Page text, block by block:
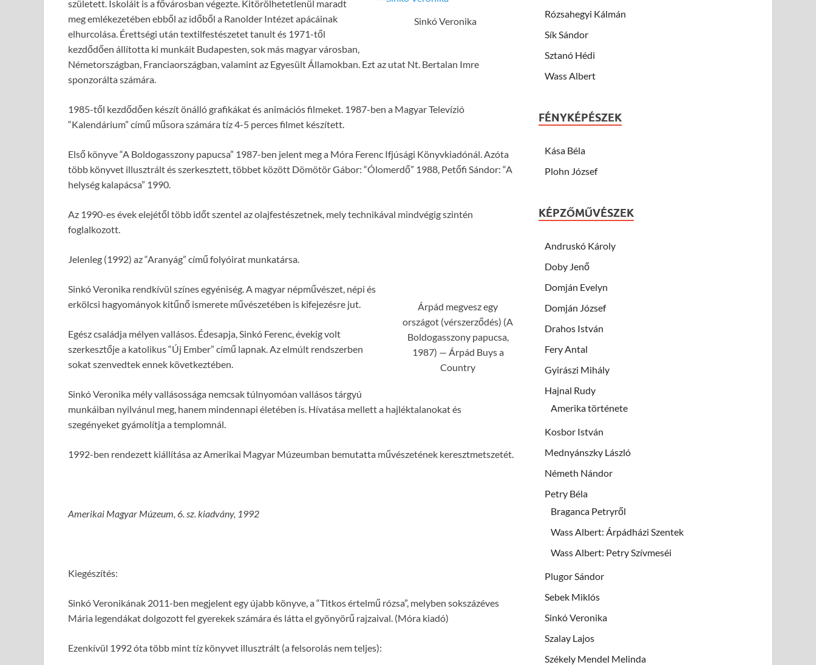
Sinkó Veronika
született. Iskoláit is a fővárosban végezte. Kitörölhetetlenül maradt
meg emlékezetében ebből az időből a Ranolder Intézet apácáinak
elhurcolása. Érettségi után textilfestészetet tanult és 1971-től
kezdődően állította ki munkáit Budapesten, sok más magyar városban,
Németországban, Franciaországban, valamint az Egyesült Államokban. Ezt az utat Nt. Bertalan Imre
sponzorálta számára.
1985-től kezdődően készít önálló grafikákat és animációs filmeket. 1987-ben a Magyar Televízió
“Kalendárium” című műsora számára tíz 4-5 perces filmet készített.
Első könyve “A Boldogasszony papucsa” 1987-ben jelent meg a Móra Ferenc Ifjúsági Könyvkiadónál. Azóta
több könyvet illusztrált és szerkesztett, többet között Dömötör Gábor: “Ólomerdő” 1988, Petőfi Sándor: “A
helység kalapácsa” 1990.
Az 1990-es évek elejétől több időt szentel az olajfestészetnek, mely technikával mindvégig szintén
foglalkozott.
Jelenleg (1992) az “Aranyág” című folyóirat munkatársa.
Árpád megvesz egy
országot (vérszerződés) (A
Boldogasszony papucsa,
1987) — Árpád Buys a
Country
Sinkó Veronika rendkívül színes egyéniség. A magyar népművészet, népi és
erkölcsi hagyományok kitűnő ismerete művészetében is kifejezésre jut.
Egész családja mélyen vallásos. Édesapja, Sinkó Ferenc, évekig volt
szerkesztője a katolikus “Új Ember” című lapnak. Az elmúlt rendszerben
sokat szenvedtek ennek következtében.
Sinkó Veronika mély vallásossága nemcsak túlnyomóan vallásos tárgyú
munkáiban nyilvánul meg, hanem mindennapi életében is. Hívatása mellett a hajléktalanokat és
szegényeket gyámolítja a templomnál.
1992-ben rendezett kiállítása az Amerikai Magyar Múzeumban bemutatta művészetének keresztmetszetét.
Amerikai Magyar Múzeum, 6. sz. kiadvány, 1992
Kiegészítés:
Sinkó Veronikának 2011-ben megjelent egy újabb könyve, a “Titkos értelmű rózsa”, melyben sokszázéves
Mária legendákat dolgozott fel gyerekek számára és látta el gyönyörű rajzaival. (Móra kiadó)
Ezenkívül 1992 óta több mint tíz könyvet illusztrált (a felsorolás nem teljes):
Rózsahegyi Kálmán
Sík Sándor
Sztanó Hédi
Wass Albert
FÉNYKÉPÉSZEK
Kása Béla
Plohn József
KÉPZŐMŰVÉSZEK
Andruskó Károly
Doby Jenő
Domján Evelyn
Domján József
Drahos István
Fery Antal
Gyirászi Mihály
Hajnal Rudy
Amerika története
Kosbor István
Mednyánszky László
Németh Nándor
Petry Béla
Braganca Petryről
Wass Albert: Árpádházi Szentek
Wass Albert: Petry Szívmeséi
Plugor Sándor
Sebek Miklós
Sinkó Veronika
Szalay Lajos
Székely Mendel Melinda